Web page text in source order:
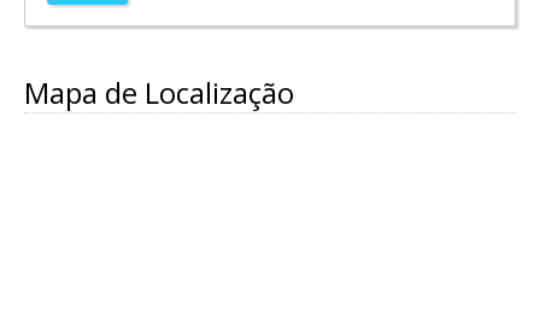
Mapa de Localização